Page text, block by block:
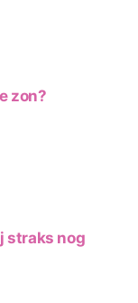
zon?
straks nog